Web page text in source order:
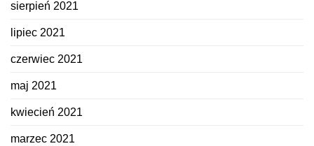
sierpień 2021
lipiec 2021
czerwiec 2021
maj 2021
kwiecień 2021
marzec 2021